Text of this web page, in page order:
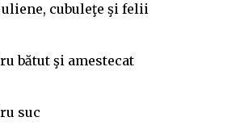
cubuleţe şi felii
bătut şi amestecat
suc